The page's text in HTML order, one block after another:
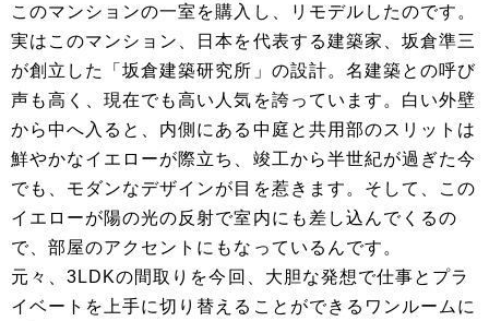
このマンションの一室を購入し、リモデルしたのです。
実はこのマンション、日本を代表する建築家、坂倉準三
が創立した「坂倉建築研究所」の設計。名建築との呼び
声も高く、現在でも高い人気を誇っています。白い外壁
から中へ入ると、内側にある中庭と共用部のスリットは
鮮やかなイエローが際立ち、竣工から半世紀が過ぎた今
でも、モダンなデザインが目を惹きます。そして、この
イエローが陽の光の反射で室内にも差し込んでくるの
で、部屋のアクセントにもなっているんです。
元々、3LDKの間取りを今回、大胆な発想で仕事とプラ
イベートを上手に切り替えることができるワンルームに